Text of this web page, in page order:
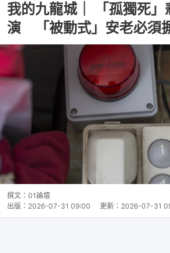
我的九龍城｜ 「孤獨死」
演 「被動式」安老必須
撰文： 01論壇
出版： 2026-07-31 09:00 更新： 2026-07-31